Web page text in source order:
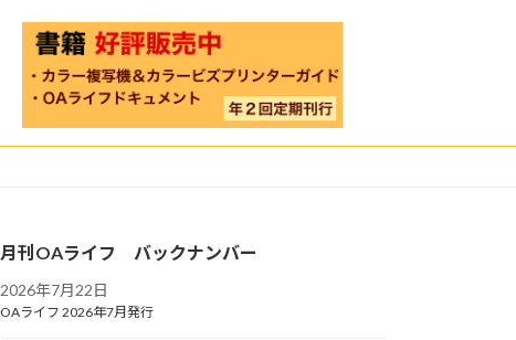
月刊OAライフ バックナンバー
2026年7月22日
OAライフ 2026年7月発行